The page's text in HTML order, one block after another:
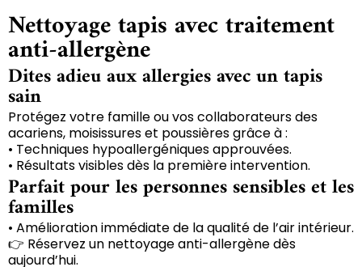
Nettoyage tapis avec traitement
anti-allergène
Dites adieu aux allergies avec un tapis
sain
Protégez votre famille ou vos collaborateurs des
acariens, moisissures et poussières grâce à :
• Techniques hypoallergéniques approuvées.
• Résultats visibles dès la première intervention.
Parfait pour les personnes sensibles et les
familles
• Amélioration immédiate de la qualité de l’air intérieur.
👉 Réservez un nettoyage anti-allergène dès
aujourd’hui.